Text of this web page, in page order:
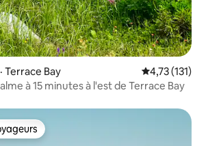
Terrace Bay Note
4,73 (131)
à 15 minutes à l'est de Terrace Bay